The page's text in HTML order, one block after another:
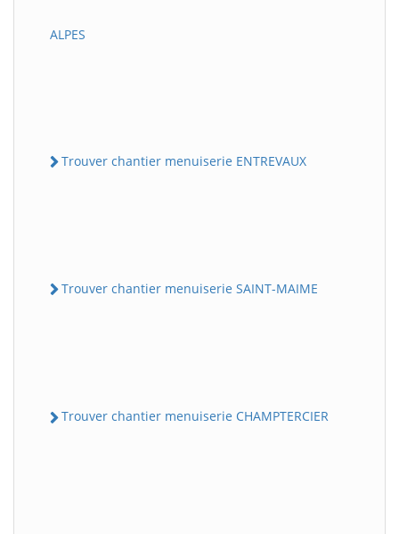
ALPES
Trouver chantier menuiserie ENTREVAUX
Trouver chantier menuiserie SAINT-MAIME
Trouver chantier menuiserie CHAMPTERCIER